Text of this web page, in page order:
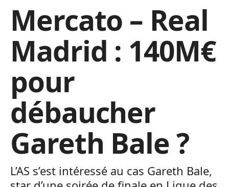
Mercato – Real
Madrid : 140M€
pour
débaucher
Gareth Bale ?
L’AS s’est intéressé au cas Gareth Bale,